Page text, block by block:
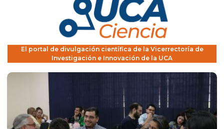
El portal de divulgación científica de la Vicerrectoría de
Investigación e Innovación de la UCA